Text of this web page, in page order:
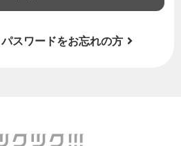
パスワードをお忘れの方